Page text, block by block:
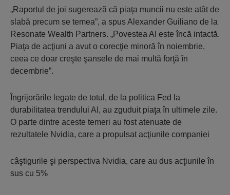
„Raportul de joi sugerează că piaţa muncii nu este atât de
slabă precum se temea”, a spus Alexander Guiliano de la
Resonate Wealth Partners. „Povestea AI este încă intactă.
Piaţa de acţiuni a avut o corecţie minoră în noiembrie,
ceea ce doar creşte şansele de mai multă forţă în
decembrie”.
Îngrijorările legate de totul, de la politica Fed la
durabilitatea trendului AI, au zguduit piaţa în ultimele zile.
O parte dintre aceste temeri au fost atenuate de
rezultatele Nvidia, care a propulsat acţiunile companiei
câştigurile şi perspectiva Nvidia, care au dus acţiunile în
sus cu 5%